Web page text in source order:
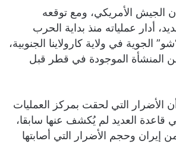
الجيش الأمريكي، ومع توقعه
أدار عملياته منذ بداية الحرب
الجوية في ولاية كارولاينا الجنوبية،
من المنشأة الموجودة في قطر قبل
الأضرار التي لحقت بمركز العمليات
قاعدة العديد لم يُكشف عنها سابقا،
إيران وحجم الأضرار التي أصابتها